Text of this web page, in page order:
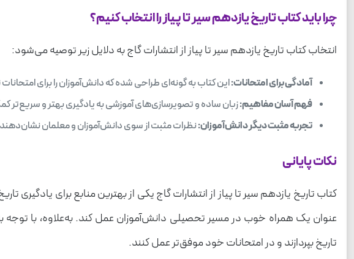
چرا باید کتاب تاریخ یازدهم سیر تا پیاز را انتخاب کنیم؟
انتخاب کتاب تاریخ یازدهم سیر تا پیاز از انتشارات گاج به دلایل زیر توصیه می‌شود:
آمادگی برای امتحانات:این کتاب به گونه‌ای طراحی شده که دانش‌آموزان را برای
فهم آسان مفاهیم:زبان ساده و تصویرسازی‌های آموزشی به یادگیری بهتر و سریع‌تر
تجربه مثبت دیگر دانش‌آموزان:نظرات مثبت از سوی دانش‌آموزان و معلمان
نکات پایانی
کتاب تاریخ یازدهم سیر تا پیاز از انتشارات گاج یکی از بهترین منابع برای
عنوان یک همراه خوب در مسیر تحصیلی دانش‌آموزان عمل کند. به‌علاوه، با توجه
تاریخ بپردازند و در امتحانات خود موفق‌تر عمل کنند.